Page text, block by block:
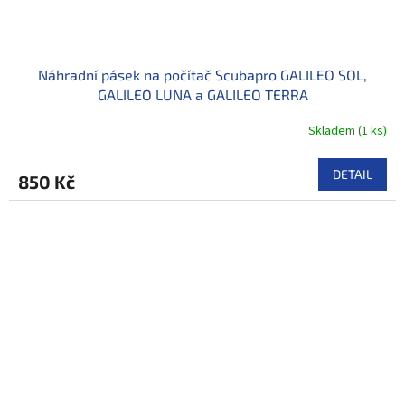
Náhradní pásek na počítač Scubapro GALILEO SOL,
GALILEO LUNA a GALILEO TERRA
Skladem (1 ks)
850 Kč DETAIL